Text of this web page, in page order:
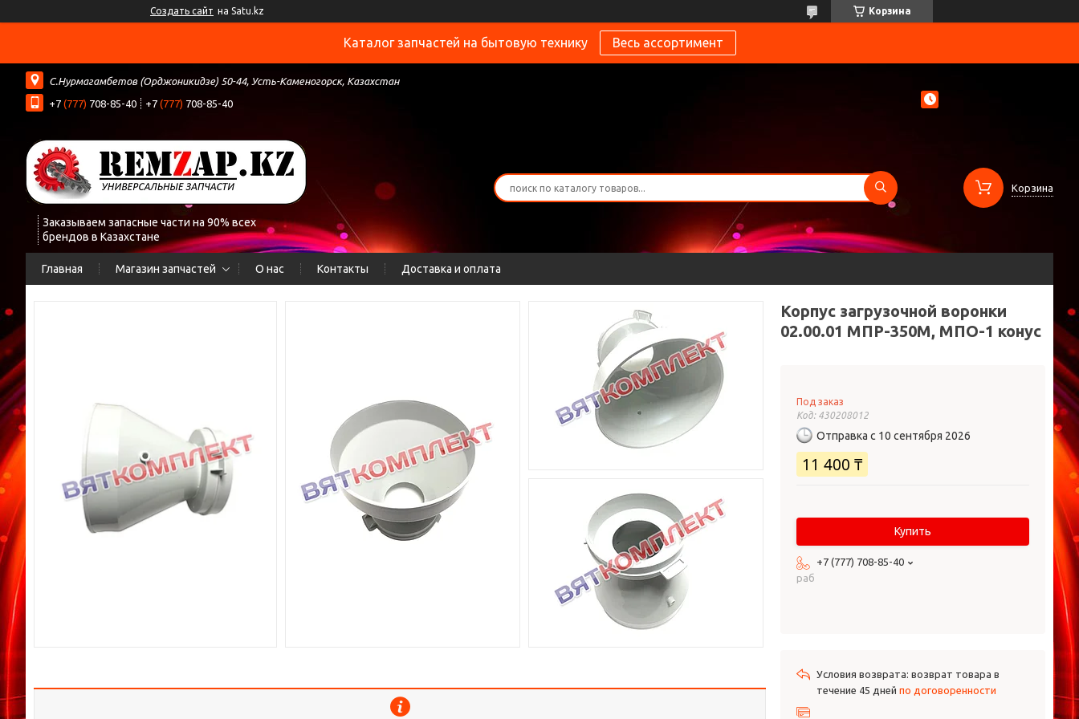
Создать сайт на Satu.kz Корзина
Каталог запчастей на бытовую технику Весь ассортимент
С.Нурмагамбетов (Орджоникидзе) 50-44, Усть-Каменогорск, Казахстан
+7 (777) 708-85-40 +7 (777) 708-85-40
Заказываем запасные части на 90% всех
брендов в Казахстане
Корзина
Главная Магазин запчастей О нас Контакты Доставка и оплата
Корпус загрузочной воронки
02.00.01 МПР-350М, МПО-1 конус
Под заказ
Код: 430208012
Отправка с 10 сентября 2026
11 400 ₸
Купить
+7 (777) 708-85-40
раб
возврат товара в
течение 45 дней по договоренности